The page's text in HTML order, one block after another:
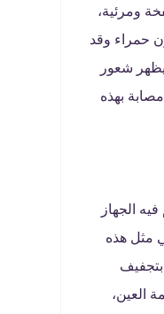
ومرئية،
حمراء وقد
شعور
بهذه
الجهاز
مثل هذه
بتجفيف
العين،